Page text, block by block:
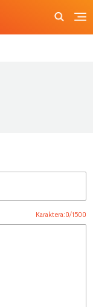
Karaktera:0/1500